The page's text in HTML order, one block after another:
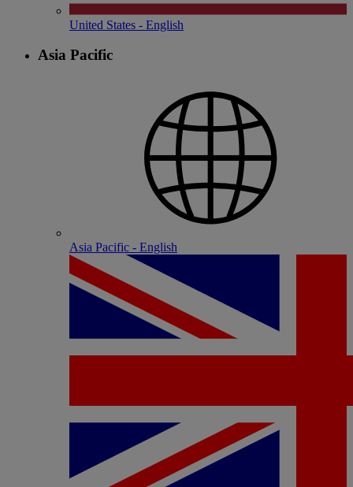
United States - English
Asia Pacific
Asia Pacific - English